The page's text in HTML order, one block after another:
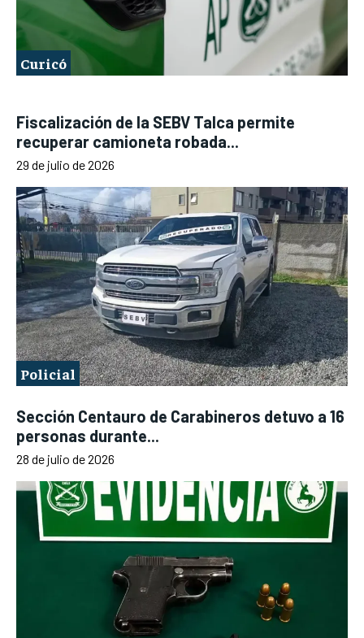
Curicó
Fiscalización de la SEBV Talca permite
recuperar camioneta robada...
29 de julio de 2026
Policial
Sección Centauro de Carabineros detuvo a 16
personas durante...
28 de julio de 2026